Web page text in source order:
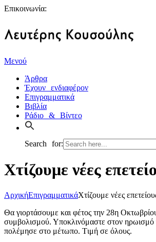
Επικοινωνία:
Μενού
Άρθρα
Έχουν ενδιαφέρον
Επιγραμματικά
Βιβλία
Ράδιο & Βίντεο
Search for:
Χτίζουμε νέες
ΑρχικήΕπιγραμματικάΧτίζουμε νέες
Θα γιορτάσουμε και φέτος την 28η
συμβολισμού. Υποκλινόμαστε στον
πολέμησε στο μέτωπο. Tιμή σε όλους.